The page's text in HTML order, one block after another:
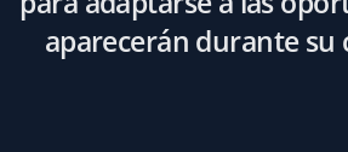
aparecerán durante su